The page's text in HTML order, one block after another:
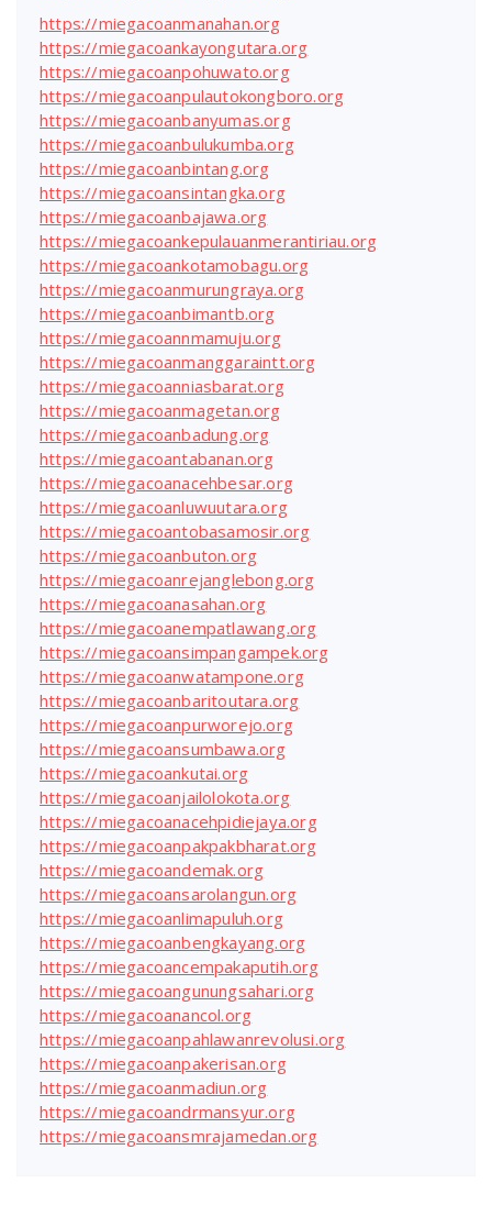
https://miegacoanmanahan.org
https://miegacoankayongutara.org
https://miegacoanpohuwato.org
https://miegacoanpulautokongboro.org
https://miegacoanbanyumas.org
https://miegacoanbulukumba.org
https://miegacoanbintang.org
https://miegacoansintangka.org
https://miegacoanbajawa.org
https://miegacoankepulauanmerantiriau.org
https://miegacoankotamobagu.org
https://miegacoanmurungraya.org
https://miegacoanbimantb.org
https://miegacoannmamuju.org
https://miegacoanmanggaraintt.org
https://miegacoanniasbarat.org
https://miegacoanmagetan.org
https://miegacoanbadung.org
https://miegacoantabanan.org
https://miegacoanacehbesar.org
https://miegacoanluwuutara.org
https://miegacoantobasamosir.org
https://miegacoanbuton.org
https://miegacoanrejanglebong.org
https://miegacoanasahan.org
https://miegacoanempatlawang.org
https://miegacoansimpangampek.org
https://miegacoanwatampone.org
https://miegacoanbaritoutara.org
https://miegacoanpurworejo.org
https://miegacoansumbawa.org
https://miegacoankutai.org
https://miegacoanjailolokota.org
https://miegacoanacehpidiejaya.org
https://miegacoanpakpakbharat.org
https://miegacoandemak.org
https://miegacoansarolangun.org
https://miegacoanlimapuluh.org
https://miegacoanbengkayang.org
https://miegacoancempakaputih.org
https://miegacoangunungsahari.org
https://miegacoanancol.org
https://miegacoanpahlawanrevolusi.org
https://miegacoanpakerisan.org
https://miegacoanmadiun.org
https://miegacoandrmansyur.org
https://miegacoansmrajamedan.org